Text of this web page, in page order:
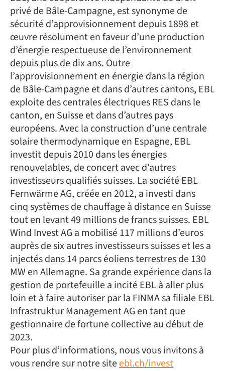
privé de Bâle-Campagne, est synonyme de
sécurité d’approvisionnement depuis 1898 et
œuvre résolument en faveur d’une production
d’énergie respectueuse de l’environnement
depuis plus de dix ans. Outre
l’approvisionnement en énergie dans la région
de Bâle-Campagne et dans d’autres cantons, EBL
exploite des centrales électriques RES dans le
canton, en Suisse et dans d’autres pays
européens. Avec la construction d’une centrale
solaire thermodynamique en Espagne, EBL
investit depuis 2010 dans les énergies
renouvelables, de concert avec d’autres
investisseurs qualifiés suisses. La société EBL
Fernwärme AG, créée en 2012, a investi dans
cinq systèmes de chauffage à distance en Suisse
tout en levant 49 millions de francs suisses. EBL
Wind Invest AG a mobilisé 117 millions d’euros
auprès de six autres investisseurs suisses et les a
injectés dans 14 parcs éoliens terrestres de 130
MW en Allemagne. Sa grande expérience dans la
gestion de portefeuille a incité EBL à aller plus
loin et à faire autoriser par la FINMA sa filiale EBL
Infrastruktur Management AG en tant que
gestionnaire de fortune collective au début de
2023.
Pour plus d’informations, nous vous invitons à
vous rendre sur notre siteebl.ch/invest